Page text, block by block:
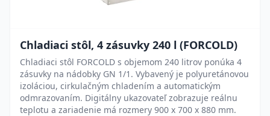
Chladiaci stôl, 4 zásuvky 240 l (FORCOLD)
Chladiaci stôl FORCOLD s objemom 240 litrov ponúka 4
zásuvky na nádobky GN 1/1. Vybavený je polyuretánovou
izoláciou, cirkulačným chladením a automatickým
odmrazovaním. Digitálny ukazovateľ zobrazuje reálnu
teplotu a zariadenie má rozmery 900 x 700 x 880 mm.